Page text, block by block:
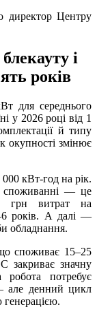
Центру
і
років
для середнього
у 2026 році від 1
й типу
окупності змінює
кВт-год на рік.
споживанні — це
грн витрат на
років. А далі —
обладнання.
споживає 15–25
значну
потребує
але денний цикл
генерацією.